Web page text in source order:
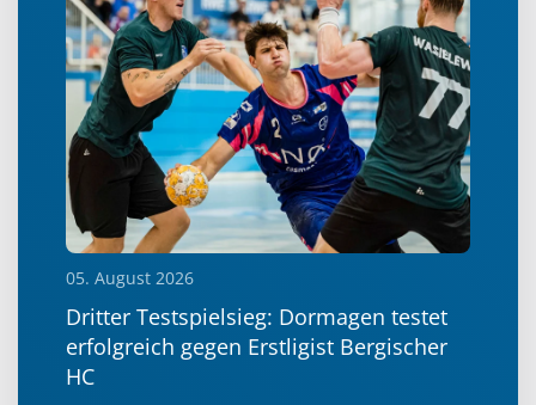
05. August 2026
Dritter Testspielsieg: Dormagen testet
erfolgreich gegen Erstligist Bergischer
HC